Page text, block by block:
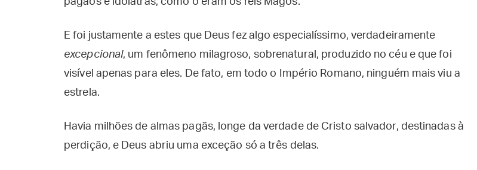
E foi justamente a estes que Deus fez algo especialíssimo, verdadeiramente
excepcional, um fenômeno milagroso, sobrenatural, produzido no céu e que foi
visível apenas para eles. De fato, em todo o Império Romano, ninguém mais viu a
estrela.
Havia milhões de almas pagãs, longe da verdade de Cristo salvador, destinadas à
perdição, e Deus abriu uma exceção só a três delas.